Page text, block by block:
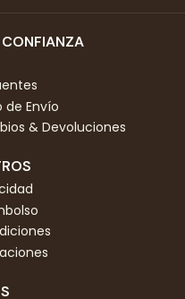
de Envío
& Devoluciones